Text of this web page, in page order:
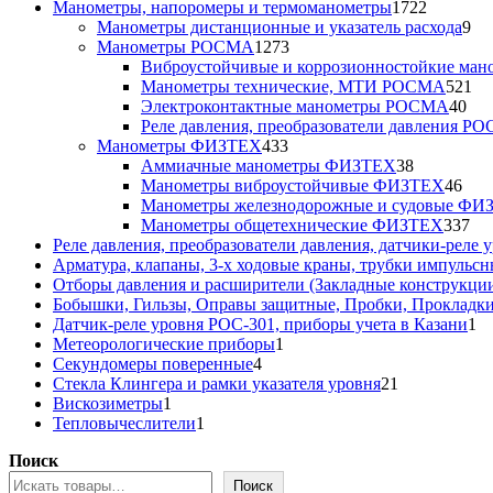
товара
Манометры, напоромеры и термоманометры1722
товара
Манометры дистанционные и указатель расхода99
Манометры РОСМА12731273
товара
Виброустойчивые и коррозионностойкие
Манометры технические, МТИ РОСМА521
Электроконтактные манометры РОСМА4040
Реле давления, преобразователи давления
Манометры ФИЗТЕХ433433
товара
Аммиачные манометры ФИЗТЕХ3838
товаров
Манометры виброустойчивые ФИЗТЕХ4646
Манометры железнодорожные и судовые
Манометры общетехнические ФИЗТЕХ337337
Реле давления, преобразователи давления, датчики-реле
Арматура, клапаны, 3-х ходовые краны, трубки
Отборы давления и расширители (Закладные
Бобышки, Гильзы, Оправы защитные, Пробки, Прокладки
Датчик-реле уровня РОС-301, приборы учета в Казани1
Метеорологические приборы1
Секундомеры поверенные44
товара
Стекла Клингера и рамки указателя уровня21
Вискозиметры1
товар
Тепловычеслители1
Поиск
Поиск